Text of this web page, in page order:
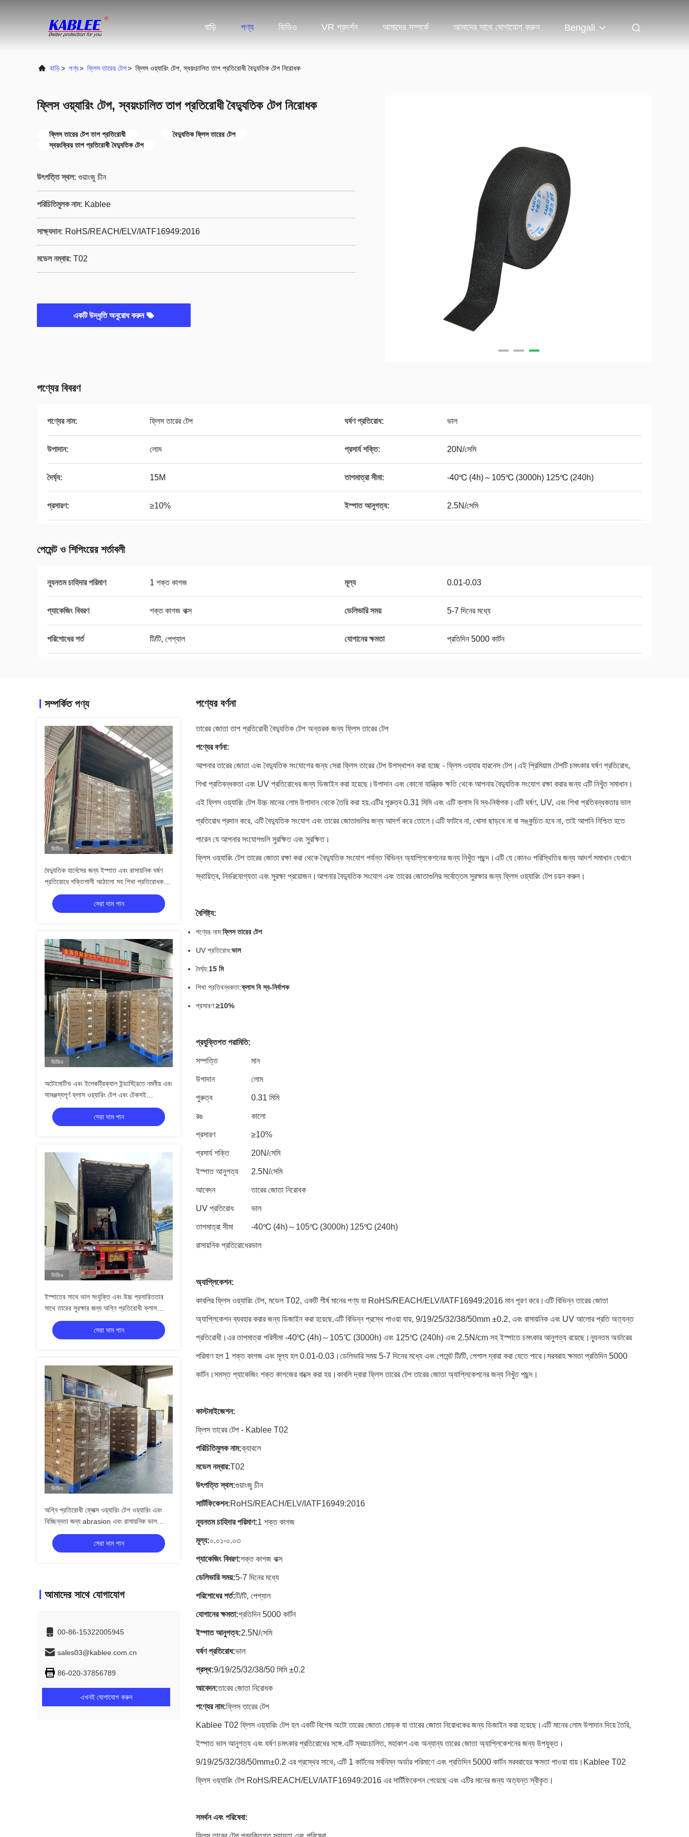
বাড়ি পণ্য ভিডিও VR প্রদর্শন আমাদের সম্পর্কে আমাদের সাথে যোগাযোগ করুন Bengali
বাড়ি> পণ্য> ফ্লিস তারের টেপ> ফ্লিস ওয়্যারিং টেপ, স্বয়ংচালিত তাপ প্রতিরোধী বৈদ্যুতিক টেপ নিরোধক
ফ্লিস ওয়্যারিং টেপ, স্বয়ংচালিত তাপ প্রতিরোধী বৈদ্যুতিক টেপ নিরোধক
ফ্লিস তারের টেপ তাপ প্রতিরোধী
বৈদ্যুতিক ফ্লিস তারের টেপ
স্বয়ংক্রিয় তাপ প্রতিরোধী বৈদ্যুতিক টেপ
উৎপত্তি স্থল: গুয়াংজু চীন
পরিচিতিমুলক নাম: Kablee
সাক্ষ্যদান: RoHS/REACH/ELV/IATF16949:2016
মডেল নম্বার: T02
একটি উদ্ধৃতি অনুরোধ করুন
পণ্যের বিবরণ
পণ্যের নাম: ফ্লিস তারের টেপ ঘর্ষণ প্রতিরোধ: ভাল
উপাদান: লোম প্রসার্য শক্তি: 20N/সেমি
দৈর্ঘ্য: 15M তাপমাত্রা সীমা: -40℃ (4h)～105℃ (3000h) 125℃ (240h)
প্রসারণ: ≥10% ইস্পাত আনুগত্য: 2.5N/সেমি
পেমেন্ট ও শিপিংয়ের শর্তাবলী
ন্যূনতম চাহিদার পরিমাণ 1 শক্ত কাগজ মূল্য 0.01-0.03
প্যাকেজিং বিবরণ শক্ত কাগজ বাক্স ডেলিভারি সময় 5-7 দিনের মধ্যে
পরিশোধের শর্ত টি/টি, পেপ্যাল যোগানের ক্ষমতা প্রতিদিন 5000 কার্টন
সম্পর্কিত পণ্য
ভিডিও
বৈদ্যুতিক হার্নেসের জন্য ইস্পাত এবং রাসায়নিক ঘর্ষণ
প্রতিরোধে শক্তিশালী আঠালো সহ শিখা প্রতিরোধক
ফ্লিস ওয়্যারিং টেপ
সেরা দাম পান
ভিডিও
অটোমোটিভ এবং ইলেকট্রিক্যাল ইন্ডাস্ট্রিতে নমনীয় এবং
সামঞ্জস্যপূর্ণ ফ্লাস ওয়্যারিং টেপ এবং টেকসই
পারফরম্যান্স
সেরা দাম পান
ভিডিও
ইস্পাতের সাথে ভাল সংযুক্তি এবং উচ্চ প্রসারিততার
সাথে তারের সুরক্ষার জন্য অগ্নি প্রতিরোধী ফ্লাস
ওয়্যারিং টেপ
সেরা দাম পান
ভিডিও
অগ্নি প্রতিরোধী ফ্লেক্স ওয়্যারিং টেপ ওয়্যারিং এবং
বিচ্ছিন্নতা জন্য abrasion এবং রাসায়নিক ভাল
প্রতিরোধের সঙ্গে
সেরা দাম পান
আমাদের সাথে যোগাযোগ
00-86-15322005945
sales03@kablee.com.cn
86-020-37856789
এখনই যোগাযোগ করুন
পণ্যের বর্ণনা
তারের জোতা তাপ প্রতিরোধী বৈদ্যুতিক টেপ অন্তরক জন্য ফ্লিস তারের টেপ
পণ্যের বর্ণনা:
আপনার তারের জোতা এবং বৈদ্যুতিক সংযোগের জন্য সেরা ফ্লিস তারের টেপ উপস্থাপন করা হচ্ছে - ফ্লিস ওয়্যার হারনেস টেপ।এই প্রিমিয়াম টেপটি চমৎকার ঘর্ষণ প্রতিরোধ,
শিখা প্রতিবন্ধকতা এবং UV প্রতিরোধের জন্য ডিজাইন করা হয়েছে।উপাদান এবং কোনো যান্ত্রিক ক্ষতি থেকে আপনার বৈদ্যুতিক সংযোগ রক্ষা করার জন্য এটি নিখুঁত সমাধান।
এই ফ্লিস ওয়্যারিং টেপ উচ্চ মানের লোম উপাদান থেকে তৈরি করা হয়.এটির পুরুত্ব 0.31 মিমি এবং এটি ক্লাস বি স্ব-নির্বাপক।এটি ঘর্ষণ, UV, এবং শিখা প্রতিবন্ধকতার ভাল
প্রতিরোধ প্রদান করে, এটি বৈদ্যুতিক সংযোগ এবং তারের জোতাগুলির জন্য আদর্শ করে তোলে।এটি ফাটবে না, খোসা ছাড়বে না বা সঙ্কুচিত হবে না, তাই আপনি নিশ্চিত হতে
পারেন যে আপনার সংযোগগুলি সুরক্ষিত এবং সুরক্ষিত।
ফ্লিস ওয়্যারিং টেপ তারের জোতা রক্ষা করা থেকে বৈদ্যুতিক সংযোগ পর্যন্ত বিভিন্ন অ্যাপ্লিকেশনের জন্য নিখুঁত পছন্দ।এটি যে কোনও পরিস্থিতির জন্য আদর্শ সমাধান যেখানে
স্থায়িত্ব, নির্ভরযোগ্যতা এবং সুরক্ষা প্রয়োজন।আপনার বৈদ্যুতিক সংযোগ এবং তারের জোতাগুলির সর্বোত্তম সুরক্ষার জন্য ফ্লিস ওয়্যারিং টেপ চয়ন করুন।
বৈশিষ্ট্য:
পণ্যের নাম:ফ্লিস তারের টেপ
UV প্রতিরোধ:ভাল
দৈর্ঘ্য:15 মি
শিখা প্রতিবন্ধকতা:ক্লাস বি স্ব-নির্বাপক
প্রসারণ:≥10%
প্রযুক্তিগত পরামিতি:
সম্পত্তি মান
উপাদান লোম
পুরুত্ব 0.31 মিমি
রঙ কালো
প্রসারণ ≥10%
প্রসার্য শক্তি 20N/সেমি
ইস্পাত আনুগত্য 2.5N/সেমি
আবেদন তারের জোতা নিরোধক
UV প্রতিরোধ ভাল
তাপমাত্রা সীমা -40℃ (4h)～105℃ (3000h) 125℃ (240h)
রাসায়নিক প্রতিরোধেরভাল
অ্যাপ্লিকেশন:
কাবলির ফ্লিস ওয়্যারিং টেপ, মডেল T02, একটি শীর্ষ মানের পণ্য যা RoHS/REACH/ELV/IATF16949:2016 মান পূরণ করে।এটি বিভিন্ন তারের জোতা
অ্যাপ্লিকেশন ব্যবহার করার জন্য ডিজাইন করা হয়েছে.এটি বিভিন্ন প্রস্থে পাওয়া যায়, 9/19/25/32/38/50mm ±0.2, এবং রাসায়নিক এবং UV আলোর প্রতি অত্যন্ত
প্রতিরোধী।এর তাপমাত্রা পরিসীমা -40℃ (4h)～105℃ (3000h) এবং 125℃ (240h) এবং 2.5N/cm সহ ইস্পাতে চমৎকার আনুগত্য রয়েছে।ন্যূনতম অর্ডারের
পরিমাণ হল 1 শক্ত কাগজ এবং মূল্য হল 0.01-0.03।ডেলিভারি সময় 5-7 দিনের মধ্যে এবং পেমেন্ট টি/টি, পেপাল দ্বারা করা যেতে পারে।সরবরাহ ক্ষমতা প্রতিদিন 5000
কার্টন।সমস্ত প্যাকেজিং শক্ত কাগজের বাক্সে করা হয়।কাবলি দ্বারা ফ্লিস তারের টেপ তারের জোতা অ্যাপ্লিকেশনের জন্য নিখুঁত পছন্দ।
কাস্টমাইজেশন:
ফ্লিস তারের টেপ - Kablee T02
পরিচিতিমুলক নাম:ক্যাবলে
মডেল নম্বার:T02
উৎপত্তি স্থল:গুয়াংজু চীন
সার্টিফিকেশন:RoHS/REACH/ELV/IATF16949:2016
ন্যূনতম চাহিদার পরিমাণ:1 শক্ত কাগজ
মূল্য:০.০১-০.০৩
প্যাকেজিং বিবরণ:শক্ত কাগজ বাক্স
ডেলিভারি সময়:5-7 দিনের মধ্যে
পরিশোধের শর্ত:টি/টি, পেপ্যাল
যোগানের ক্ষমতা:প্রতিদিন 5000 কার্টন
ইস্পাত আনুগত্য:2.5N/সেমি
ঘর্ষণ প্রতিরোধ:ভাল
প্রস্থ:9/19/25/32/38/50 মিমি ±0.2
আবেদন:তারের জোতা নিরোধক
পণ্যের নাম:ফ্লিস তারের টেপ
Kablee T02 ফ্লিস ওয়্যারিং টেপ হল একটি বিশেষ অটো তারের জোতা মোড়ক যা তারের জোতা নিরোধকের জন্য ডিজাইন করা হয়েছে।এটি মানের লোম উপাদান দিয়ে তৈরি,
ইস্পাত ভাল আনুগত্য এবং ঘর্ষণ চমৎকার প্রতিরোধের সঙ্গে.এটি স্বয়ংচালিত, মহাকাশ এবং অন্যান্য তারের জোতা অ্যাপ্লিকেশনের জন্য উপযুক্ত।
9/19/25/32/38/50mm±0.2 এর প্রস্থের সাথে, এটি 1 কার্টনের সর্বনিম্ন অর্ডার পরিমাণে এবং প্রতিদিন 5000 কার্টন সরবরাহের ক্ষমতা পাওয়া যায়।Kablee T02
ফ্লিস ওয়্যারিং টেপ RoHS/REACH/ELV/IATF16949:2016 এর সার্টিফিকেশন পেয়েছে এবং এটির মানের জন্য অত্যন্ত স্বীকৃত।
সমর্থন এবং পরিষেবা: